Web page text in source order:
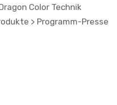
Color Technik
> Programm-Presse